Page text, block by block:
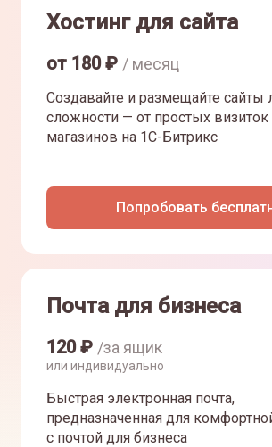
Хостинг для сайта
от 180₽ / месяц
Создавайте и размещайте сайты
сложности — от простых
магазинов на 1С-Битрикс
Попробовать
Почта для бизнеса
120₽ /за ящик
или индивидуально
Быстрая электронная почта,
предназначенная для
с почтой для бизнеса